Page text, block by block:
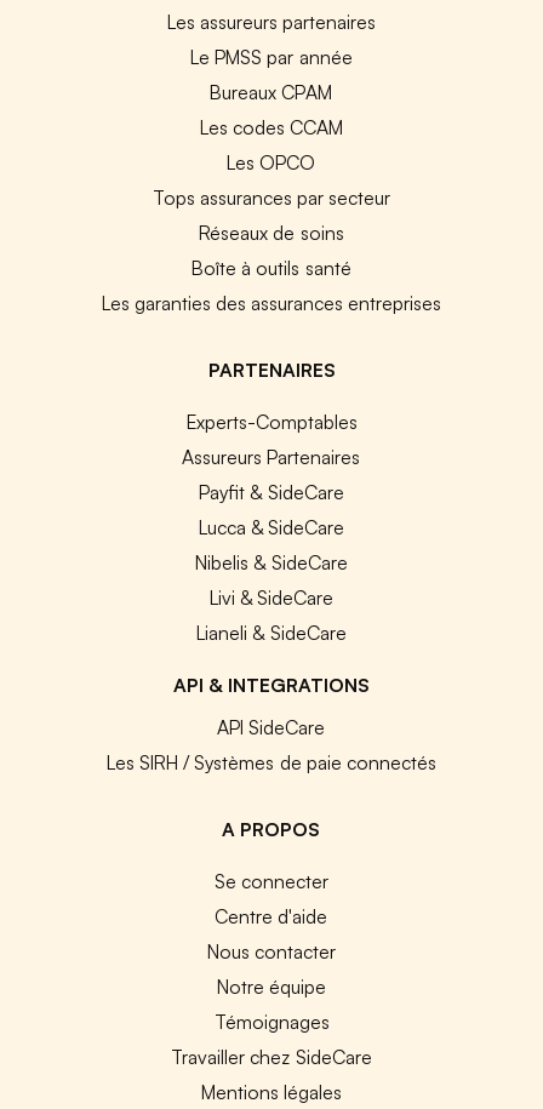
Les assureurs partenaires
Le PMSS par année
Bureaux CPAM
Les codes CCAM
Les OPCO
Tops assurances par secteur
Réseaux de soins
Boîte à outils santé
Les garanties des assurances entreprises
PARTENAIRES
Experts-Comptables
Assureurs Partenaires
Payfit & SideCare
Lucca & SideCare
Nibelis & SideCare
Livi & SideCare
Lianeli & SideCare
API & INTEGRATIONS
API SideCare
Les SIRH / Systèmes de paie connectés
A PROPOS
Se connecter
Centre d'aide
Nous contacter
Notre équipe
Témoignages
Travailler chez SideCare
Mentions légales